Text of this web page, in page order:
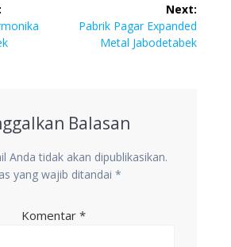
Next:
Next
post:
Pabrik Pagar Expanded
Metal Jabodetabek
Balasan
Anda tidak akan dipublikasikan.
yang wajib ditandai *
Komentar *